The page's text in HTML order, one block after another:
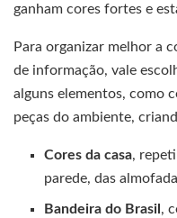
ganham cores fortes e
Para organizar melhor a
de informação, vale
alguns elementos, como
peças do ambiente,
Cores da casa,
parede, das
Bandeira do Brasil ,